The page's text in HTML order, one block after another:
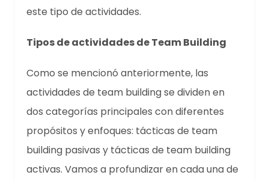
este tipo de actividades.
Tipos de actividades de Team Building
Como se mencionó anteriormente, las
actividades de team building se dividen en
dos categorías principales con diferentes
propósitos y enfoques: tácticas de team
building pasivas y tácticas de team building
activas. Vamos a profundizar en cada una de